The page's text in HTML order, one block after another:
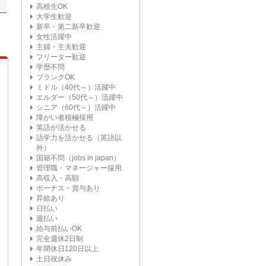
高校生OK
大学生歓迎
新卒・第二新卒歓迎
女性活躍中
主婦・主夫歓迎
フリーター歓迎
学歴不問
ブランクOK
ミドル（40代～）活躍中
エルダー（50代～）活躍中
シニア（60代～）活躍中
障がい者積極採用
英語が活かせる
語学力を活かせる（英語以
外）
国籍不問（jobs in japan）
管理職・マネージャー採用
高収入・高額
ボーナス・賞与あり
昇給あり
日払い
週払い
給与前払いOK
完全週休2日制
年間休日120日以上
土日祝休み